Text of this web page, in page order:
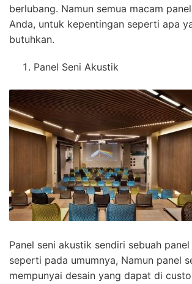
berlubang. Namun semua macam
Anda, untuk kepentingan seperti apa
butuhkan.
Panel Seni Akustik
Panel seni akustik sendiri sebuah
seperti pada umumnya, Namun panel
mempunyai desain yang dapat di